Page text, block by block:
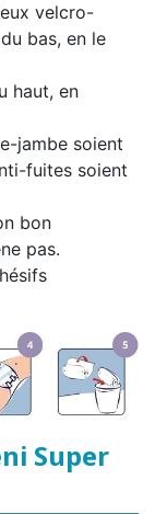
velcro-
bas, en le
haut, en
jambe soient
fuites soient
bon
pas.
Super